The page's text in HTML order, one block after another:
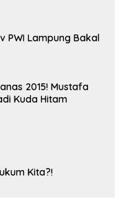
PWI Lampung Bakal
2015! Mustafa
Kuda Hitam
Kita?!